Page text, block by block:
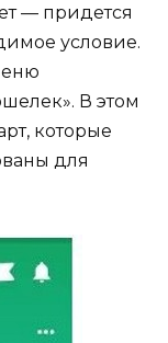
— придется
условие.
В этом
которые
для